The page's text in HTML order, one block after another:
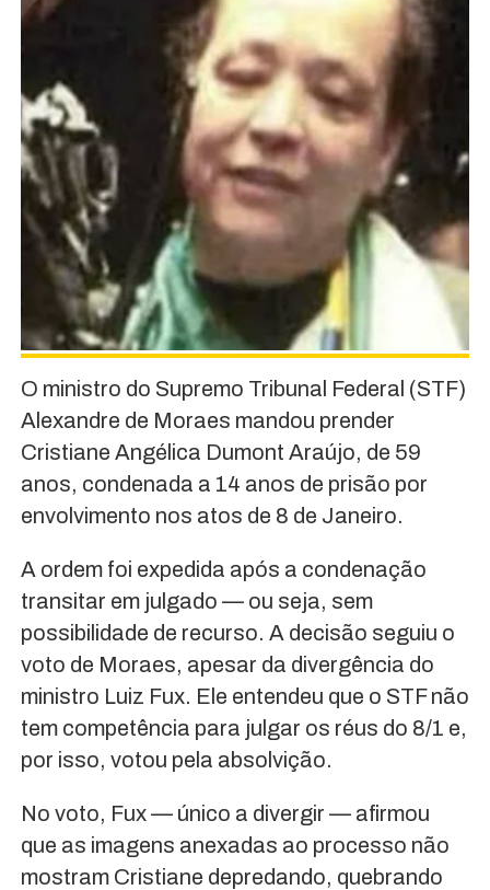
O ministro do Supremo Tribunal Federal (STF)
Alexandre de Moraes mandou prender
Cristiane Angélica Dumont Araújo, de 59
anos, condenada a 14 anos de prisão por
envolvimento nos atos de 8 de Janeiro.
A ordem foi expedida após a condenação
transitar em julgado — ou seja, sem
possibilidade de recurso. A decisão seguiu o
voto de Moraes, apesar da divergência do
ministro Luiz Fux. Ele entendeu que o STF não
tem competência para julgar os réus do 8/1 e,
por isso, votou pela absolvição.
No voto, Fux — único a divergir — afirmou
que as imagens anexadas ao processo não
mostram Cristiane depredando, quebrando